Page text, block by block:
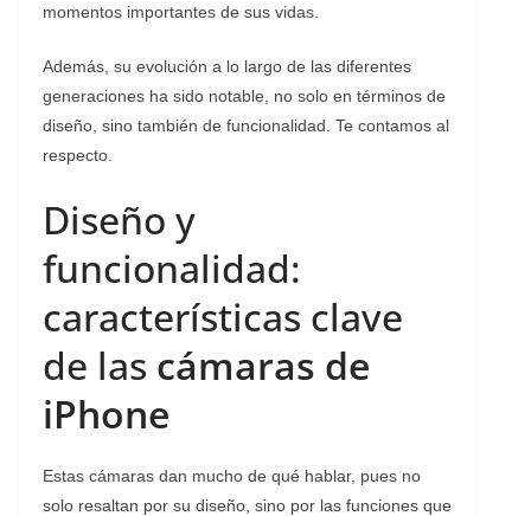
momentos importantes de sus vidas.
Además, su evolución a lo largo de las diferentes
generaciones ha sido notable, no solo en términos de
diseño, sino también de funcionalidad. Te contamos al
respecto.
Diseño y
funcionalidad:
características clave
de las cámaras de
iPhone
Estas cámaras dan mucho de qué hablar, pues no
solo resaltan por su diseño, sino por las funciones que